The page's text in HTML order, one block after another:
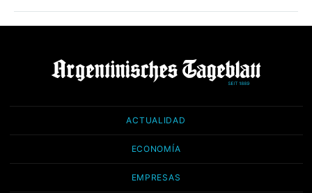
ACTUALIDAD
ECONOMÍA
EMPRESAS